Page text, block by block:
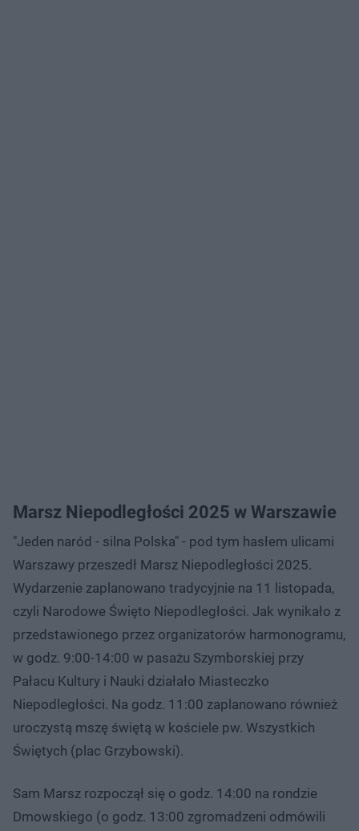
Marsz Niepodległości 2025 w Warszawie
"Jeden naród - silna Polska" - pod tym hasłem ulicami
Warszawy przeszedł Marsz Niepodległości 2025.
Wydarzenie zaplanowano tradycyjnie na 11 listopada,
czyli Narodowe Święto Niepodległości. Jak wynikało z
przedstawionego przez organizatorów harmonogramu,
w godz. 9:00-14:00 w pasażu Szymborskiej przy
Pałacu Kultury i Nauki działało Miasteczko
Niepodległości. Na godz. 11:00 zaplanowano również
uroczystą mszę świętą w kościele pw. Wszystkich
Świętych (plac Grzybowski).
Sam Marsz rozpoczął się o godz. 14:00 na rondzie
Dmowskiego (o godz. 13:00 zgromadzeni odmówili